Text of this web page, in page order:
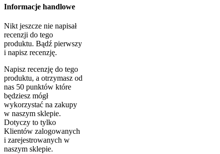
Informacje handlowe
Nikt jeszcze nie napisał
recenzji do tego
produktu. Bądź pierwszy
i napisz recenzję.
Napisz recenzję do tego
produktu, a otrzymasz od
nas 50 punktów które
będziesz mógł
wykorzystać na zakupy
w naszym sklepie.
Dotyczy to tylko
Klientów zalogowanych
i zarejestrowanych w
naszym sklepie.